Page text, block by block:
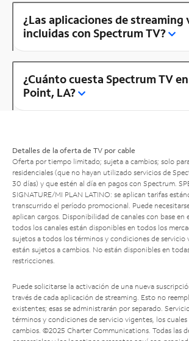
¿Las aplicaciones de streaming
incluidas con Spectrum TV?
¿Cuánto cuesta Spectrum TV
Point, LA?
Detalles de la oferta de TV por cable
Oferta por tiempo limitado; sujeta a cambios; solo
residenciales (que no hayan utilizado servicios de
30 días) y que estén al día en pagos con Spectrum.
SIGNATURE/MI PLAN LATINO: se aplican tarifas
transcurrido el período promocional. Puede
aplican cargos. Disponibilidad de canales con base en
todos los canales están disponibles en todos los
sujetos a todos los términos y condiciones de servicio
están sujetos a cambios. No están disponibles en
restricciones.
Puede solicitarse la activación de una nueva
través de cada aplicación de streaming. Esto no
existentes; esas se administrarán por separado.
términos y condiciones de servicio vigentes, los
cambios. ©2025 Charter Communications. Todas las